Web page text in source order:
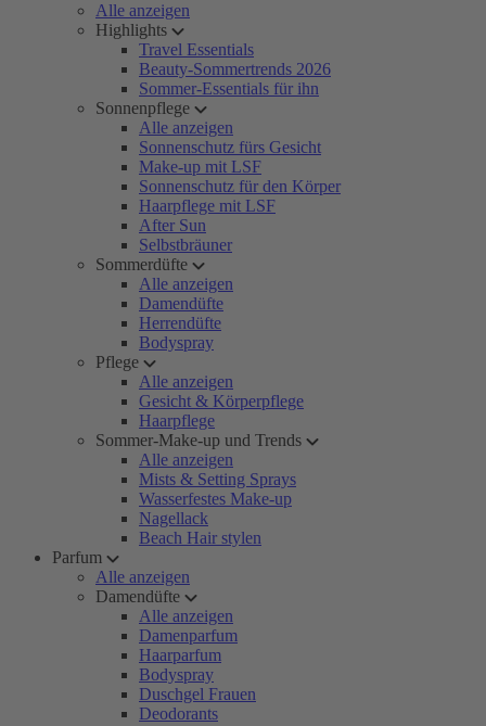
Alle anzeigen
Highlights
Travel Essentials
Beauty-Sommertrends 2026
Sommer-Essentials für ihn
Sonnenpflege
Alle anzeigen
Sonnenschutz fürs Gesicht
Make-up mit LSF
Sonnenschutz für den Körper
Haarpflege mit LSF
After Sun
Selbstbräuner
Sommerdüfte
Alle anzeigen
Damendüfte
Herrendüfte
Bodyspray
Pflege
Alle anzeigen
Gesicht & Körperpflege
Haarpflege
Sommer-Make-up und Trends
Alle anzeigen
Mists & Setting Sprays
Wasserfestes Make-up
Nagellack
Beach Hair stylen
Parfum
Alle anzeigen
Damendüfte
Alle anzeigen
Damenparfum
Haarparfum
Bodyspray
Duschgel Frauen
Deodorants